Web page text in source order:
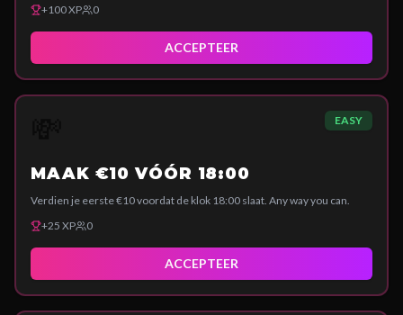
+100XP 0
ACCEPTEER
EASY
MAAK €10 VÓÓR 18:00
Verdien je eerste €10 voordat de klok 18:00 slaat. Any way you can.
+25 XP 0
ACCEPTEER